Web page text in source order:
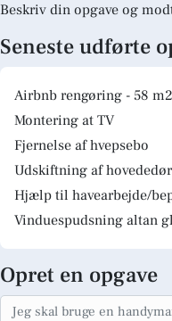
Beskriv din opgave og
Seneste udførte
Airbnb rengøring - 58 m2
Montering at TV
Fjernelse af hvepsebo
Udskiftning af
Hjælp til havearbejde/
Vinduespudsning altan
Opret en opgave